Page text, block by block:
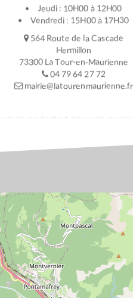
Jeudi : 10H00 à 12H00
Vendredi : 15H00 à 17H30
564 Route de la Cascade
Hermillon
73300 La Tour-en-Maurienne
04 79 64 27 72
mairie@latourenmaurienne.fr